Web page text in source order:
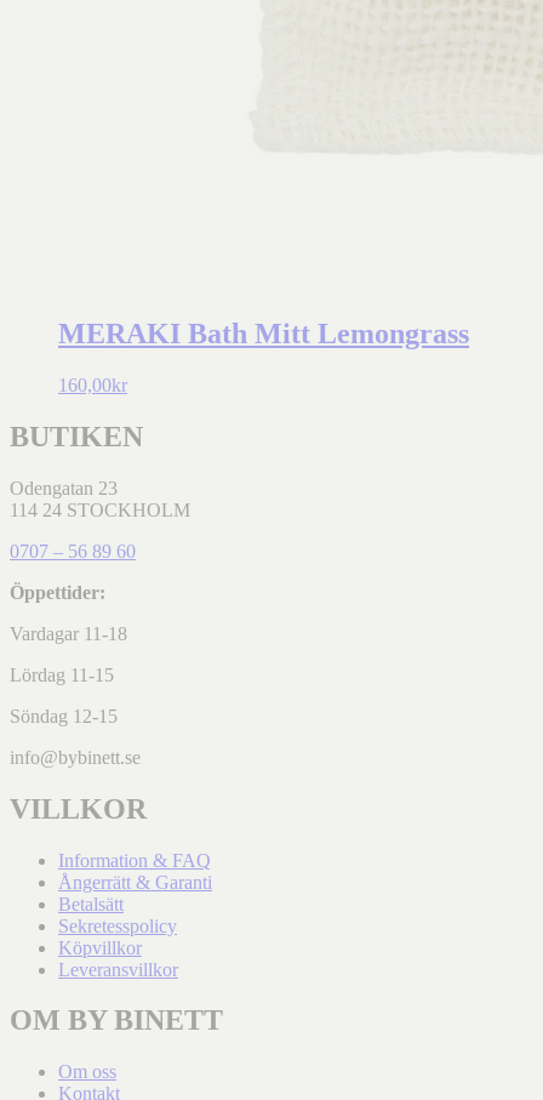
MERAKI Bath Mitt Lemongrass
160,00kr
BUTIKEN
Odengatan 23
114 24 STOCKHOLM
0707 – 56 89 60
Öppettider:
Vardagar 11-18
Lördag 11-15
Söndag 12-15
info@bybinett.se
VILLKOR
Information & FAQ
Ångerrätt & Garanti
Betalsätt
Sekretesspolicy
Köpvillkor
Leveransvillkor
OM BY BINETT
Om oss
Kontakt